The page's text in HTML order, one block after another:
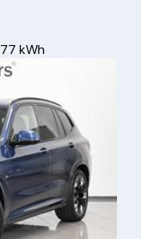
77 kWh